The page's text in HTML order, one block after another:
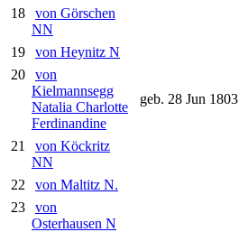
18
von Görschen
NN
19
von Heynitz N
20
von
Kielmannsegg
Natalia Charlotte
Ferdinandine
geb. 28 Jun 1803
21
von Köckritz
NN
22
von Maltitz N.
23
von
Osterhausen N